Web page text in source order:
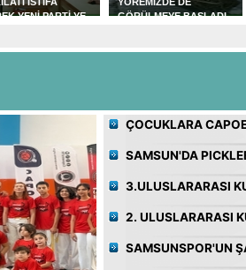
GÖRÜLMEYE BAŞLADI
BEŞİNCİ VE SON
ÇOCUKLARA
SAMSUN'DA
3.ULUSLARARASI
2. ULUSLARARASI
SAMSUNSPOR'UN